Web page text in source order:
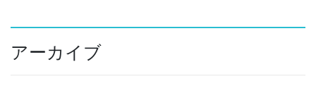
アーカイブ